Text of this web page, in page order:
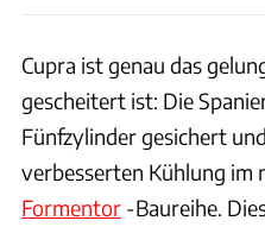
Cupra ist genau das
gescheitert ist: Die
Fünfzylinder gesichert
verbesserten Kühlung im
Formentor -Baureihe.